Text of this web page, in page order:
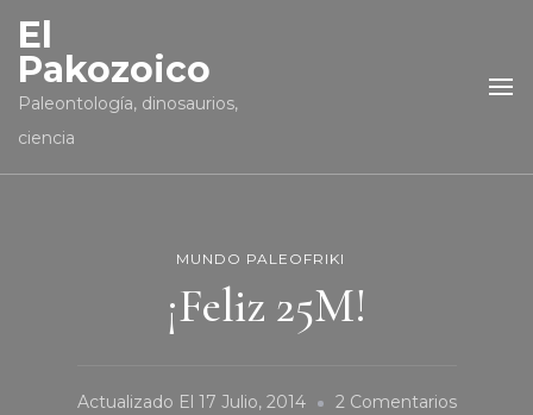
El
Pakozoico
Paleontología, dinosaurios,
ciencia
MUNDO PALEOFRIKI
¡Feliz 25M!
Actualizado El 17 Julio, 2014 2 ComentariosEn